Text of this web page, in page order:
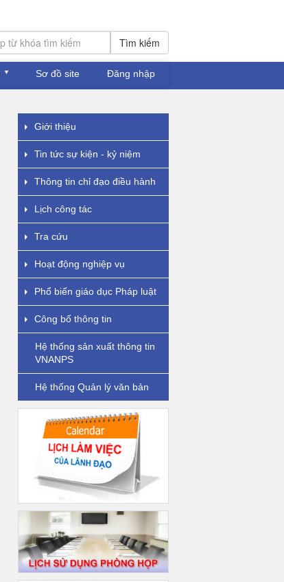
Tìm kiếm
Sơ đồ site Đăng nhập
Giới thiệu
Tin tức sự kiện - kỷ niệm
Thông tin chỉ đạo điều hành
Lịch công tác
Tra cứu
Hoạt động nghiệp vụ
Phổ biến giáo dục Pháp luật
Công bố thông tin
Hệ thống sản xuất thông tin
VNANPS
Hệ thống Quản lý văn bản